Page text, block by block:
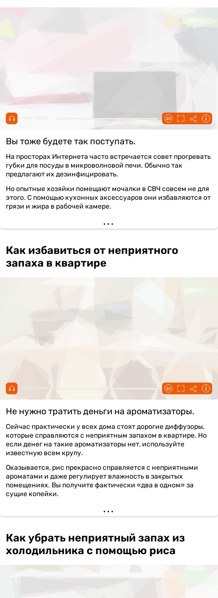
00:00 / 00:56
Вы тоже будете так поступать.
На просторах Интернета часто встречается совет прогревать
губки для посуды в микроволновой печи. Обычно так
предлагают их дезинфицировать.
Но опытные хозяйки помещают мочалки в СВЧ совсем не для
этого. С помощью кухонных аксессуаров они избавляются от
грязи и жира в рабочей камере.
Как избавиться от неприятного
запаха в квартире
Не нужно тратить деньги на ароматизаторы.
Сейчас практически у всех дома стоят дорогие диффузоры,
которые справляются с неприятным запахом в квартире. Но
если денег на такие ароматизаторы нет, используйте
известную всем крупу.
Оказывается, рис прекрасно справляется с неприятными
ароматами и даже регулирует влажность в закрытых
помещениях. Вы получите фактически «два в одном» за
сущие копейки.
Как убрать неприятный запах из
холодильника с помощью риса